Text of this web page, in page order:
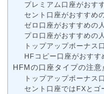
プレミアム口座がおす
セント口座がおすすめ
ゼロ口座がおすすめの人
プロ口座がおすすめの人
トップアップボーナス
HFコピー口座がおすす
HFMの口座タイプの注意
トップアップボーナス
セント口座ではFXとゴ